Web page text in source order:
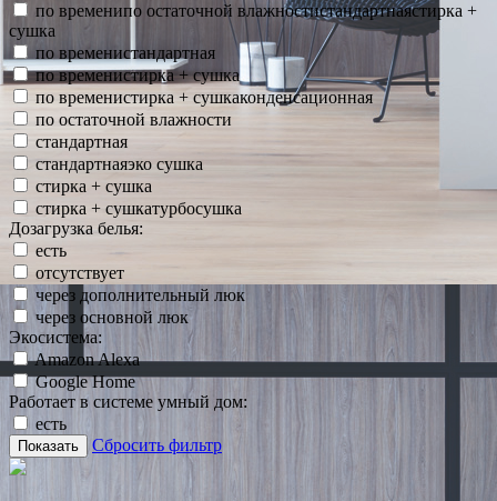
по временипо остаточной влажностистандартнаястирка +
сушка
по временистандартная
по временистирка + сушка
по временистирка + сушкаконденсационная
по остаточной влажности
стандартная
стандартнаяэко сушка
стирка + сушка
стирка + сушкатурбосушка
Дозагрузка белья:
есть
отсутствует
через дополнительный люк
через основной люк
Экосистема:
Amazon Alexa
Google Home
Работает в системе умный дом:
есть
Показать Сбросить фильтр